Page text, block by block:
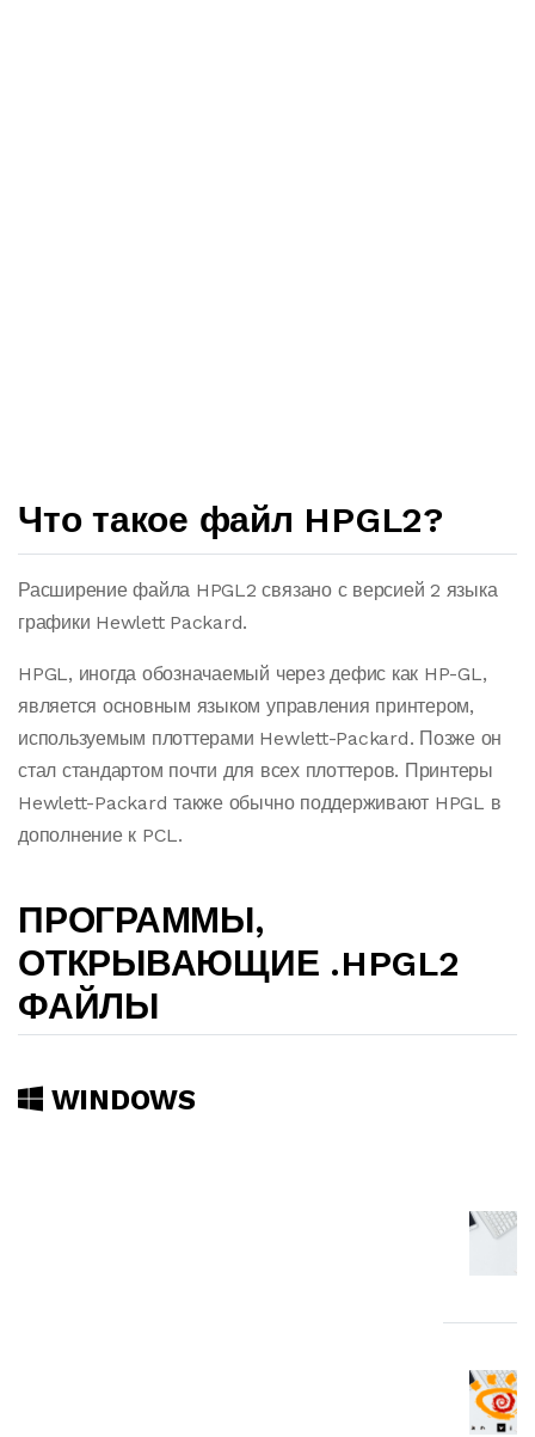
Что такое файл HPGL2?
Расширение файла HPGL2 связано с версией 2 языка
графики Hewlett Packard.
HPGL, иногда обозначаемый через дефис как HP-GL,
является основным языком управления принтером,
используемым плоттерами Hewlett-Packard. Позже он
стал стандартом почти для всех плоттеров. Принтеры
Hewlett-Packard также обычно поддерживают HPGL в
дополнение к PCL.
ПРОГРАММЫ,
ОТКРЫВАЮЩИЕ .HPGL2
ФАЙЛЫ
WINDOWS